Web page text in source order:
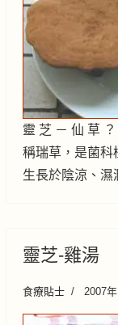
靈 芝 － 仙 草
稱瑞草，是菌科
生長於陰涼、濕
靈芝-雞湯
食療貼士 2007